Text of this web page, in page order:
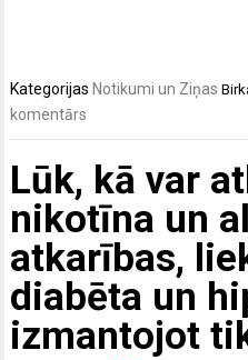
Kategorijas Notikumi un Ziņas
komentārs
Lūk, kā var
nikotīna un
atkarības,
diabēta un
izmantojot